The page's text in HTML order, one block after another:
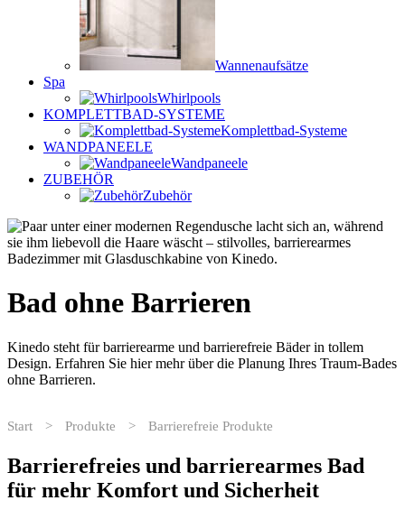
Wannenaufsätze
Spa
Whirlpools
KOMPLETTBAD-SYSTEME
Komplettbad-Systeme
WANDPANEELE
Wandpaneele
ZUBEHÖR
Zubehör
Bad ohne Barrieren
Kinedo steht für barrierearme und barrierefreie Bäder in tollem
Design. Erfahren Sie hier mehr über die Planung Ihres Traum-Bades
ohne Barrieren.
Start > Produkte > Barrierefreie Produkte
Barrierefreies und barrierearmes Bad
für mehr Komfort und Sicherheit